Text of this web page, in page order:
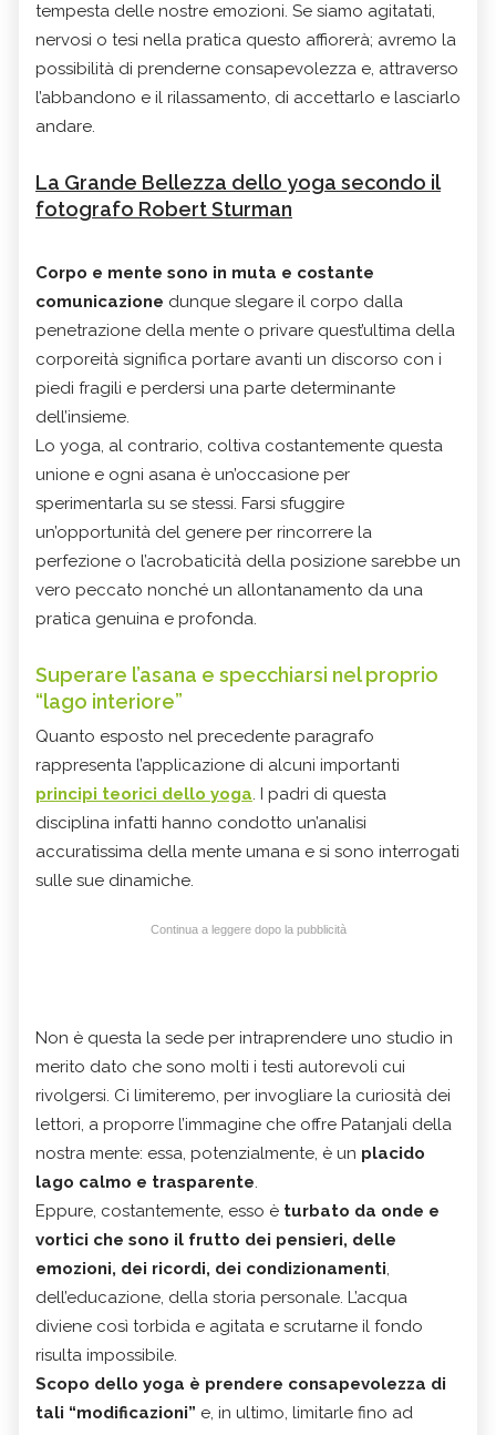
tempesta delle nostre emozioni. Se siamo agitatati,
nervosi o tesi nella pratica questo affiorerà; avremo la
possibilità di prenderne consapevolezza e, attraverso
l’abbandono e il rilassamento, di accettarlo e lasciarlo
andare.
La Grande Bellezza dello yoga secondo il
fotografo Robert Sturman
Corpo e mente sono in muta e costante
comunicazione dunque slegare il corpo dalla
penetrazione della mente o privare quest’ultima della
corporeità significa portare avanti un discorso con i
piedi fragili e perdersi una parte determinante
dell’insieme.
Lo yoga, al contrario, coltiva costantemente questa
unione e ogni asana è un’occasione per
sperimentarla su se stessi. Farsi sfuggire
un’opportunità del genere per rincorrere la
perfezione o l’acrobaticità della posizione sarebbe un
vero peccato nonché un allontanamento da una
pratica genuina e profonda.
Superare l’asana e specchiarsi nel proprio
“lago interiore”
Quanto esposto nel precedente paragrafo
rappresenta l’applicazione di alcuni importanti
principi teorici dello yoga. I padri di questa
disciplina infatti hanno condotto un’analisi
accuratissima della mente umana e si sono interrogati
sulle sue dinamiche.
Continua a leggere dopo la pubblicità
Non è questa la sede per intraprendere uno studio in
merito dato che sono molti i testi autorevoli cui
rivolgersi. Ci limiteremo, per invogliare la curiosità dei
lettori, a proporre l’immagine che offre Patanjali della
nostra mente: essa, potenzialmente, è un placido
lago calmo e trasparente.
Eppure, costantemente, esso è turbato da onde e
vortici che sono il frutto dei pensieri, delle
emozioni, dei ricordi, dei condizionamenti,
dell’educazione, della storia personale. L’acqua
diviene così torbida e agitata e scrutarne il fondo
risulta impossibile.
Scopo dello yoga è prendere consapevolezza di
tali “modificazioni” e, in ultimo, limitarle fino ad